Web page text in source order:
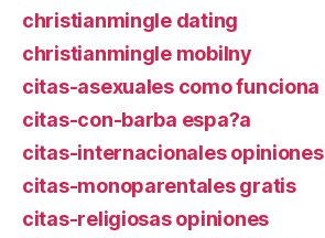
christianmingle dating
christianmingle mobilny
citas-asexuales como funciona
citas-con-barba espa?a
citas-internacionales opiniones
citas-monoparentales gratis
citas-religiosas opiniones